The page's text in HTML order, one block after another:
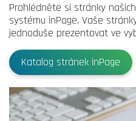
Prohlédněte si stránky
systému inPage. Vaše
jednoduše prezentovat ve
Katalog stránek inPage